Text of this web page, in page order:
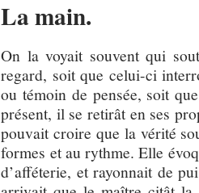
La main.
On la voyait souvent qui
regard, soit que celui-ci
ou témoin de pensée, soit
présent, il se retirât en ses
pouvait croire que la vérité
formes et au rythme. Elle
d’afféterie, et rayonnait de